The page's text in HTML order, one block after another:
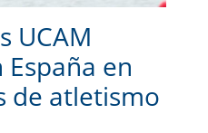
UCAM
en
de atletismo